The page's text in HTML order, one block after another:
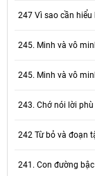
247 Vì sao cần hiểu
245. Minh và vô
245. Minh và vô
243. Chớ nói lời
242 Từ bỏ và đoạn
241. Con đường